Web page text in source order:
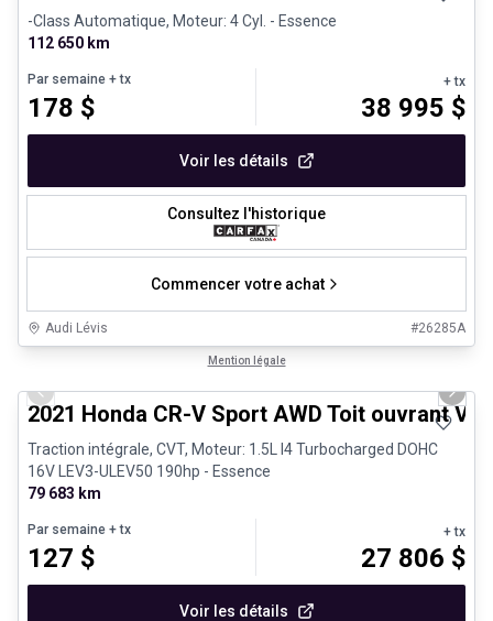
-Class Automatique, Moteur: 4 Cyl. - Essence
112 650 km
Par semaine + tx
178 $
+ tx
38 995 $
Voir les détails
Consultez l'historique
Commencer votre achat
Audi Lévis #26285A
Mention légale
Previous slide Next
2021 Honda CR-V Sport AWD Toit ouvrant
Traction intégrale, CVT, Moteur: 1.5L I4 Turbocharged DOHC
16V LEV3-ULEV50 190hp - Essence
79 683 km
Par semaine + tx
127 $
+ tx
27 806 $
Voir les détails